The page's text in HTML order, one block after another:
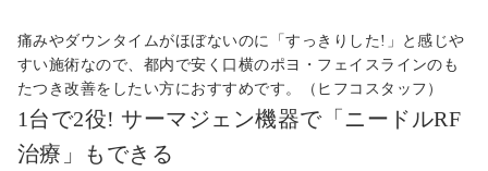
痛みやダウンタイムがほぼないのに「すっきりした!」と感じや
すい施術なので、都内で安く口横のポヨ・フェイスラインのも
たつき改善をしたい方におすすめです。（ヒフコスタッフ）
1台で2役! サーマジェン機器で「ニードルRF
治療」もできる